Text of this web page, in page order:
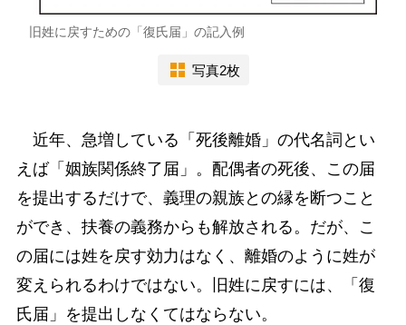
旧姓に戻すための「復氏届」の記入例
写真2枚
近年、急増している「死後離婚」の代名詞とい
えば「姻族関係終了届」。配偶者の死後、この届
を提出するだけで、義理の親族との縁を断つこと
ができ、扶養の義務からも解放される。だが、こ
の届には姓を戻す効力はなく、離婚のように姓が
変えられるわけではない。旧姓に戻すには、「復
氏届」を提出しなくてはならない。